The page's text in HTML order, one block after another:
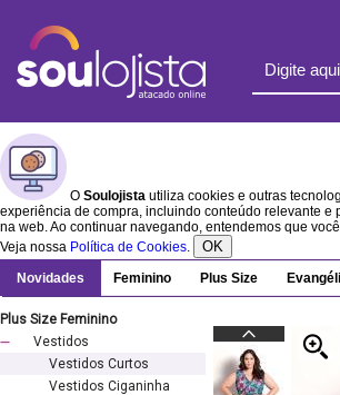
O Soulojista utiliza cookies e outras
experiência de compra, incluindo conteúdo relevante e
na web. Ao continuar navegando, entendemos que
Veja nossa Política de Cookies. OK
Novidades Feminino Plus Size
Plus Size Feminino
Vestidos
Vestidos Curtos
Vestidos Ciganinha